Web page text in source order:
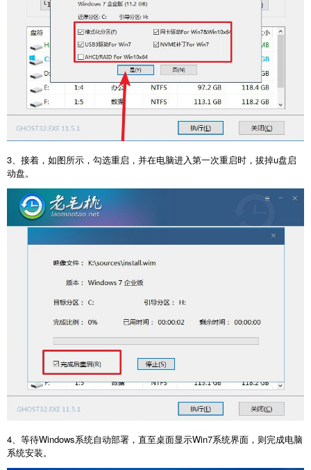
3、接着，如图所示，勾选重启，并在电脑进入第一次重启时，拔掉u盘启
动盘。
4、等待Windows系统自动部署，直至桌面显示Win7系统界面，则完成电脑
系统安装。